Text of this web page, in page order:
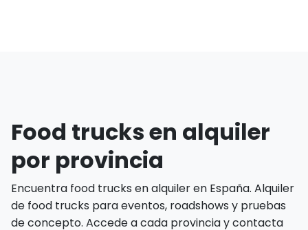
Food trucks en alquiler
por provincia
Encuentra food trucks en alquiler en España. Alquiler
de food trucks para eventos, roadshows y pruebas
de concepto. Accede a cada provincia y contacta